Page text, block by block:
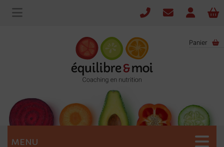
Panier
MENU